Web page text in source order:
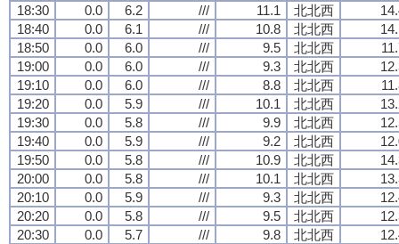
18:30
0.0 6.2 /// 11.1 北北西
18:40
0.0 6.1 /// 10.8 北北西
18:50
0.0 6.0 /// 9.5 北北西
19:00
0.0 6.0 /// 9.3 北北西
19:10
0.0 6.0 /// 8.8 北北西
19:20
0.0 5.9 /// 10.1 北北西
19:30
0.0 5.8 /// 9.9 北北西
19:40
0.0 5.9 /// 9.2 北北西
19:50
0.0 5.8 /// 10.9 北北西
20:00
0.0 5.8 /// 10.1 北北西
20:10
0.0 5.9 /// 9.3 北北西
20:20
0.0 5.8 /// 9.5 北北西
20:30
0.0 5.7 /// 9.8 北北西